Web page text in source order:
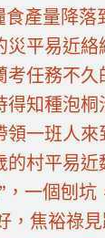
食產量降落
平易近絡
任務不久
得知種泡桐
一班人來
的村平易近
，一個刨坑
，焦裕祿